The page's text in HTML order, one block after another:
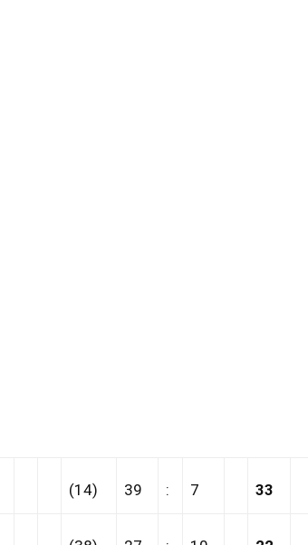
(14) 39 : 7 33